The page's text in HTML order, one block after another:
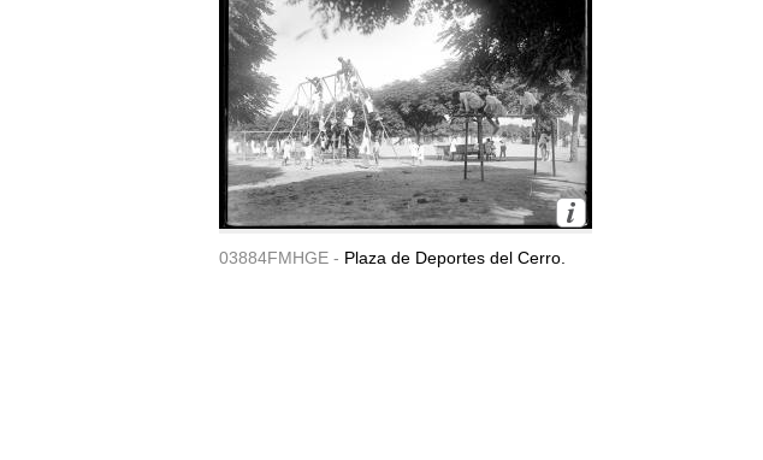
03884FMHGE - Plaza de Deportes del Cerro.